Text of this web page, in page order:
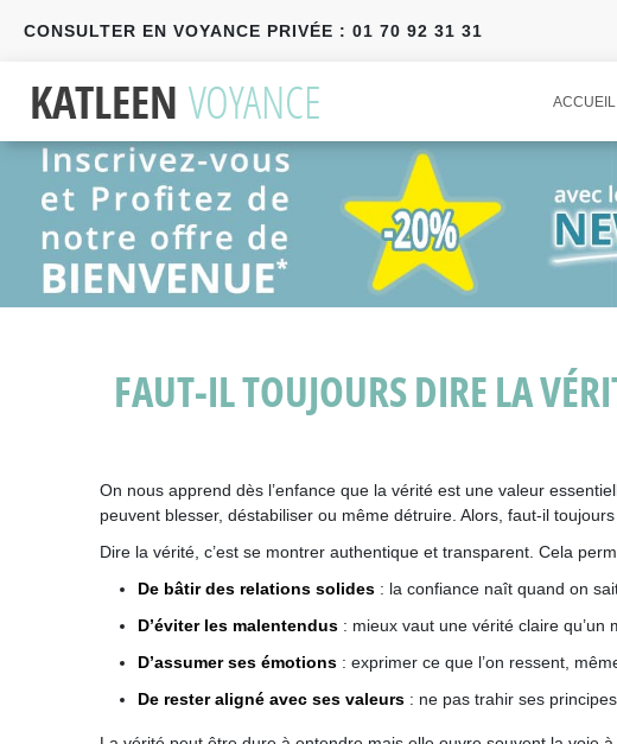
CONSULTER EN VOYANCE PRIVÉE : 01 70 92 31 31
ACCUEIL
FAUT-IL TOUJOURS DIRE LA
On nous apprend dès l’enfance que la vérité est une valeur
peuvent blesser, déstabiliser ou même détruire. Alors, faut-il
Dire la vérité, c’est se montrer authentique et transparent. Cela
De bâtir des relations solides : la confiance naît quand on
D’éviter les malentendus : mieux vaut une vérité claire qu’un
D’assumer ses émotions : exprimer ce que l’on ressent,
De rester aligné avec ses valeurs : ne pas trahir ses